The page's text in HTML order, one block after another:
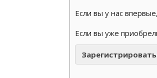
Если вы у нас
Если вы уже